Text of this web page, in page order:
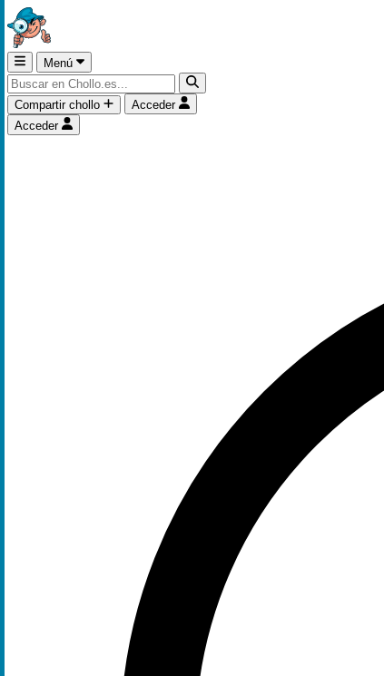
Menú
Compartir chollo
Acceder
Acceder